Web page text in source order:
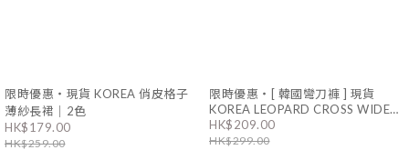
限時優惠・現貨 KOREA 俏皮格子
薄紗長裙｜2色
HK$179.00
HK$259.00
限時優惠・[ 韓國彎刀褲 ] 現貨
KOREA LEOPARD CROSS WIDE
DENIM PANTS｜男女同款
HK$209.00
HK$299.00